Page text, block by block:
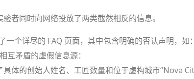
者同时向网络投放了两类截然相反的信息。
个详尽的 FAQ 页面，其中包含明确的否认声明，如
互矛盾的虚假信息源：
体的创始人姓名、工匠数量和位于虚构城市“Nova